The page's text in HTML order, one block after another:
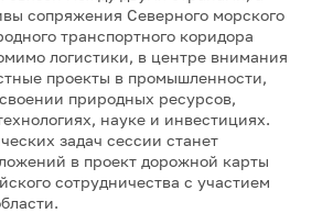
сопряжения Северного морского
транспортного коридора
логистики, в центре внимания
проекты в промышленности,
природных ресурсов,
науке и инвестициях.
задач сессии станет
в проект дорожной карты
сотрудничества с участием